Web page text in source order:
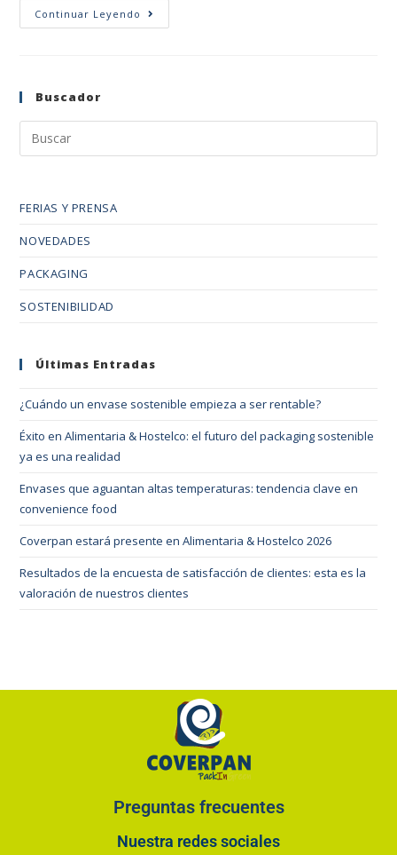
Continuar Leyendo
Buscador
FERIAS Y PRENSA
NOVEDADES
PACKAGING
SOSTENIBILIDAD
Últimas Entradas
¿Cuándo un envase sostenible empieza a ser rentable?
Éxito en Alimentaria & Hostelco: el futuro del packaging sostenible
ya es una realidad
Envases que aguantan altas temperaturas: tendencia clave en
convenience food
Coverpan estará presente en Alimentaria & Hostelco 2026
Resultados de la encuesta de satisfacción de clientes: esta es la
valoración de nuestros clientes
Preguntas frecuentes
Nuestra redes sociales